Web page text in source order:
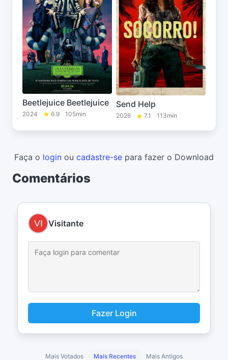
Beetlejuice Beetlejuice
2024 6.9 105min
Send Help
2026 7.1 113min
Faça o login ou cadastre-se para fazer o Download
Comentários
Visitante
Fazer Login
Mais Votados Mais Recentes Mais Antigos